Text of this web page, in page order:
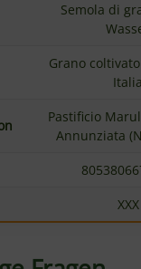
Semola di
Grano
Italia
Pastificio
Annunziata
XXX